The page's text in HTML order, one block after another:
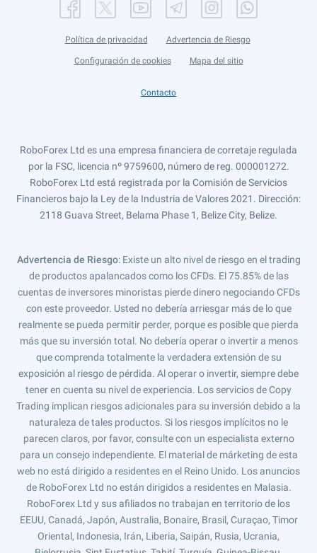
Política de privacidad Advertencia de Riesgo
Configuración de cookies Mapa del sitio
Contacto
RoboForex Ltd es una empresa financiera de corretaje regulada
por la FSC, licencia nº 9759600, número de reg. 000001272.
RoboForex Ltd está registrada por la Comisión de Servicios
Financieros bajo la Ley de la Industria de Valores 2021. Dirección:
2118 Guava Street, Belama Phase 1, Belize City, Belize.
Advertencia de Riesgo: Existe un alto nivel de riesgo en el trading
de productos apalancados como los CFDs. El 75.85% de las
cuentas de inversores minoristas pierde dinero negociando CFDs
con este proveedor. Usted no debería arriesgar más de lo que
realmente se pueda permitir perder, porque es posible que pierda
más que su inversión total. No debería operar o invertir a menos
que comprenda totalmente la verdadera extensión de su
exposición al riesgo de pérdida. Al operar o invertir, siempre debe
tener en cuenta su nivel de experiencia. Los servicios de Copy
Trading implican riesgos adicionales para su inversión debido a la
naturaleza de tales productos. Si los riesgos implícitos no le
parecen claros, por favor, consulte con un especialista externo
para un consejo independiente. El material de márketing de esta
web no está dirigido a residentes en el Reino Unido. Los anuncios
de RoboForex Ltd no están dirigidos a residentes en Malasia.
RoboForex Ltd y sus afiliados no trabajan en territorio de los
EEUU, Canadá, Japón, Australia, Bonaire, Brasil, Curaçao, Timor
Oriental, Indonesia, Irán, Liberia, Saipán, Rusia, Ucrania,